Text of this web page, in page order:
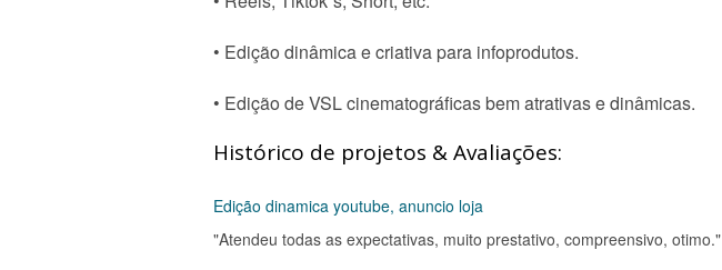
• Edição dinâmica e criativa para infoprodutos.
• Edição de VSL cinematográficas bem atrativas e dinâmicas.
Histórico de projetos & Avaliações:
Edição dinamica youtube, anuncio loja
"Atendeu todas as expectativas, muito prestativo, compreensivo, otimo."